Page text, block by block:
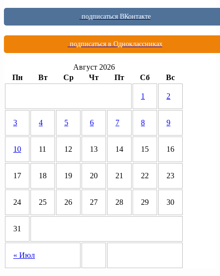
подписаться ВКонтакте
подписаться в Одноклассниках
Август 2026
Пн
Вт Ср Чт Пт Сб Вс
« Июл
1 2
3 4 5 6 7 8 9
10 11 12 13 14 15 16
17 18 19 20 21 22 23
24 25 26 27 28 29 30
31